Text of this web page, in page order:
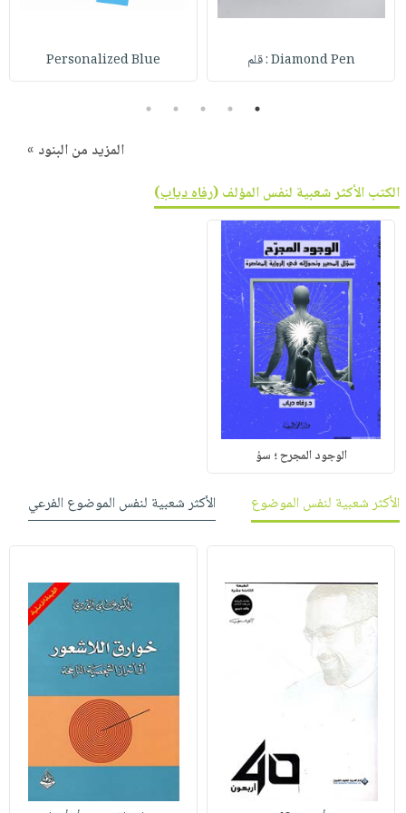
مناسبات
فيديوهات
يتكرر
انشر
كتابك
تواصل
معنا
التسوق
Diamond Pen : قلم Personalized Blue
1
2
3
4
5
المزيد من البنود »
الكتب الأكثر شعبية لنفس المؤلف (رفاه دياب)
الوجود المجرح ؛ سؤ
الأكثر شعبية لنفس الموضوع الأكثر شعبية لنفس الموضوع الفرعي